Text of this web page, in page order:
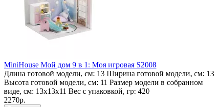
MiniHouse Мой дом 9 в 1: Моя игровая S2008
Длина готовой модели, см: 13 Ширина готовой модели, см: 13
Высота готовой модели, см: 11 Размер модели в собранном
виде, см: 13x13x11 Вес с упаковкой, гр: 420
2270р.